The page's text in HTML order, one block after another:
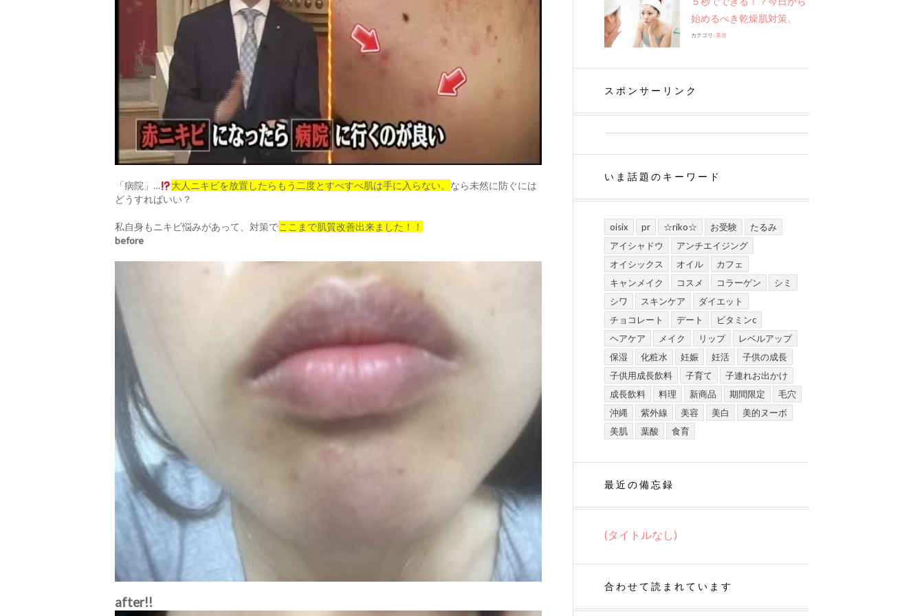
「病院」… 大人ニキビを放置したらもう二度とすべすべ肌は手に入らない。 なら未然に防ぐには
どうすればいい？
私自身もニキビ悩みがあって、対策でここまで肌質改善出来ました！！
before
after!!
始めるべき乾燥肌対策。
カテゴリ: 美容
スポンサーリンク
いま話題のキーワード
oisix pr ☆riko☆ お受験
たるみ
アイシャドウ
アンチエイジング
オイシックス
オイル
カフェ
キャンメイク
コスメ コラーゲン
シミ
シワ
スキンケア
ダイエット
チョコレート
デート
ビタミンc
ヘアケア
メイク リップ
レベルアップ
保湿
化粧水 妊娠 妊活
子供の成長
子供用成長飲料
子育て
子連れお出かけ
成長飲料
料理 新商品 期間限定
毛穴
沖縄
紫外線 美容 美白
美的ヌーボ
美肌
葉酸 食育
最近の備忘録
(タイトルなし)
合わせて読まれています